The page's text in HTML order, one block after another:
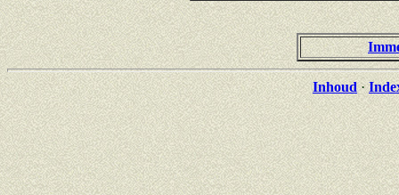
Inhoud·